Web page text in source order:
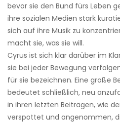
bevor sie den Bund fürs Leben
ihre sozialen Medien stark
sich auf ihre Musik zu
macht sie, was sie will.
Cyrus ist sich klar darüber im
sie bei jeder Bewegung
für sie bezeichnen. Eine große
bedeutet schließlich, neu
in ihren letzten Beiträgen, wie
verspottet und angenommen,